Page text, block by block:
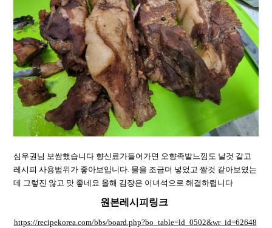
심우권님 보쌈했습니다 향신료가들어가면 오향족발느낌도 날것 같고
레시피 사용범위가 좋아보입니다. 물을 조금더 넣었고 짤것 같아보였는
데 그렇진 않고 맛 좋네요 올해 김장은 이녀석으로 해결하렵니다
원본레시피링크
https://recipekorea.com/bbs/board.php?bo_table=ld_0502&wr_id=62648